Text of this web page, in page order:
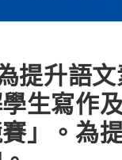
提升語
生寫作
」。為